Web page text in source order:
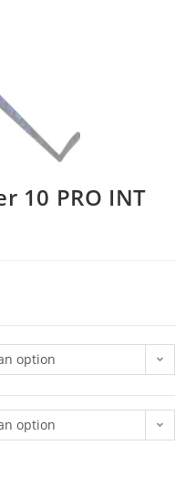
10 PRO INT
option
option